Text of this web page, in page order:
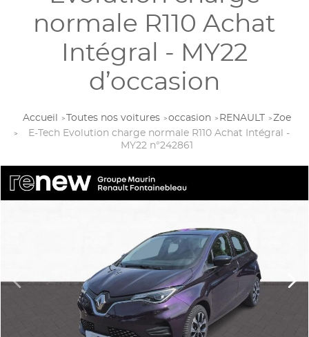
normale R110 Achat
Intégral - MY22
d’occasion
Accueil Toutes nos voitures occasion RENAULT
Zoe
E-Tech Evolution charge normale R110 Achat Intégral -
MY22 n°242861